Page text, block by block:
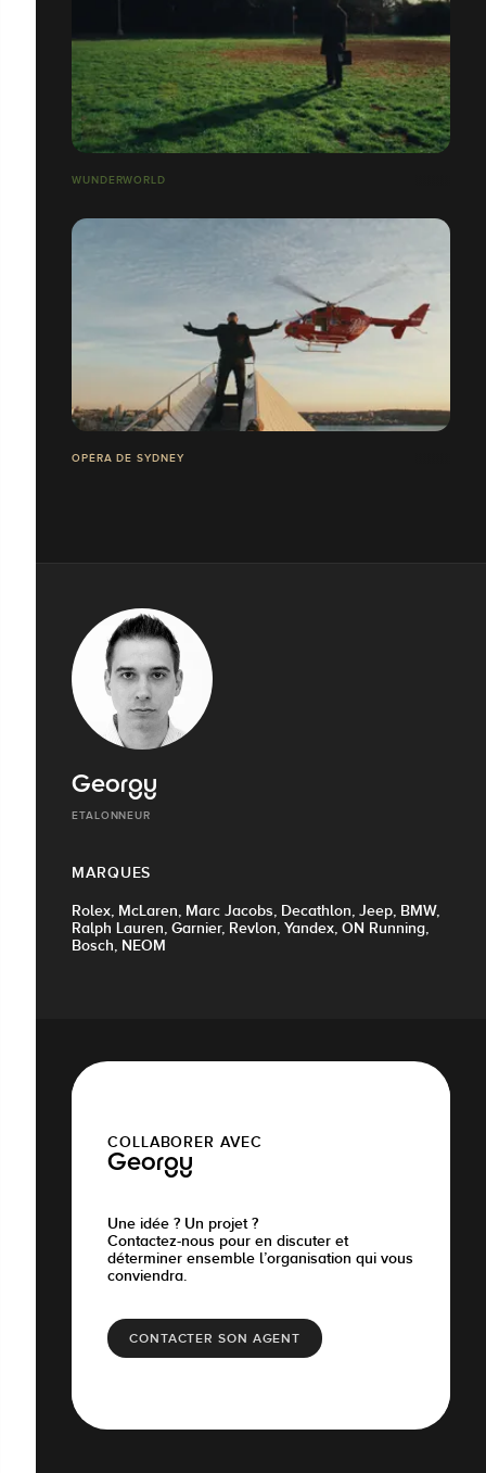
WUNDERWORLD
OPÉRA DE SYDNEY
Georgy
ETALONNEUR
MARQUES
Rolex, McLaren, Marc Jacobs, Decathlon, Jeep, BMW,
Ralph Lauren, Garnier, Revlon, Yandex, ON Running,
Bosch, NEOM
COLLABORER AVEC
Georgy
Une idée ? Un projet ?
Contactez-nous pour en discuter et
déterminer ensemble l’organisation qui vous
conviendra.
CONTACTER SON AGENT